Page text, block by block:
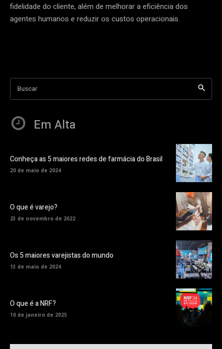
fidelidade do cliente, além de melhorar a eficiência dos
agentes humanos e reduzir os custos operacionais.
Buscar
Em Alta
Conheça as 5 maiores redes de farmácia do Brasil
20 de maio de 2024
O que é varejo?
23 de novembro de 2022
Os 5 maiores varejistas do mundo
13 de maio de 2024
O que é a NRF?
10 de janeiro de 2025